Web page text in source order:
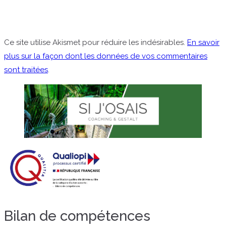
Ce site utilise Akismet pour réduire les indésirables. En savoir
plus sur la façon dont les données de vos commentaires
sont traitées
Bilan de compétences